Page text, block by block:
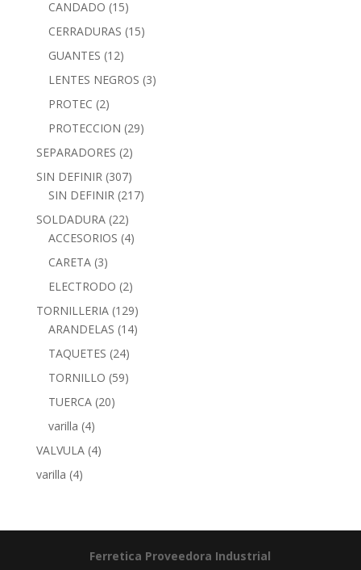
CANDADO (15)
CERRADURAS (15)
GUANTES (12)
LENTES NEGROS (3)
PROTEC (2)
PROTECCION (29)
SEPARADORES (2)
SIN DEFINIR (307)
SIN DEFINIR (217)
SOLDADURA (22)
ACCESORIOS (4)
CARETA (3)
ELECTRODO (2)
TORNILLERIA (129)
ARANDELAS (14)
TAQUETES (24)
TORNILLO (59)
TUERCA (20)
varilla (4)
VALVULA (4)
varilla (4)
Ferretica Proveedora Industrial